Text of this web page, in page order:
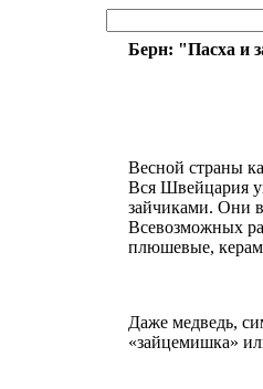
Берн: "Пасха и
Весной страны
Вся Швейцария
зайчиками. Они
Всевозможных
плюшевые,
Даже медведь,
«зайцемишка»